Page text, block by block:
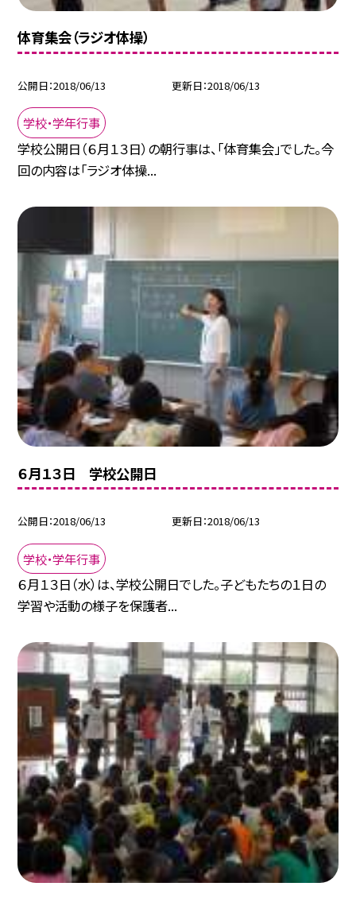
体育集会（ラジオ体操）
公開日 2018/06/13 更新日 2018/06/13
学校・学年行事
学校公開日（６月１３日）の朝行事は、「体育集会」でした。今
回の内容は「ラジオ体操...
６月１３日 学校公開日
公開日 2018/06/13 更新日 2018/06/13
学校・学年行事
６月１３日（水）は、学校公開日でした。子どもたちの１日の
学習や活動の様子を保護者...